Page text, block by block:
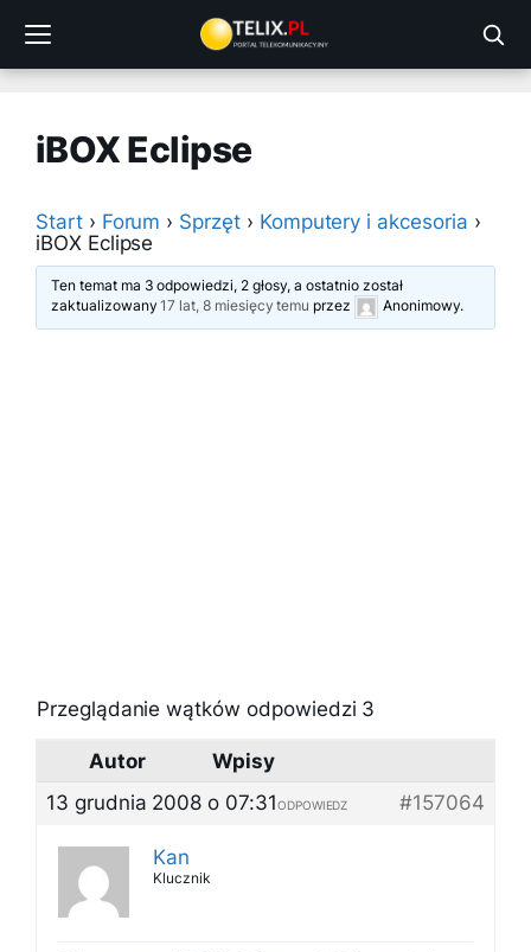
treści
iBOX Eclipse
Start › Forum › Sprzęt › Komputery i akcesoria ›
iBOX Eclipse
Ten temat ma 3 odpowiedzi, 2 głosy, a ostatnio został
zaktualizowany17 lat, 8 miesięcy temu przez Anonimowy.
Przeglądanie wątków odpowiedzi 3
Autor
Wpisy
13 grudnia 2008 o 07:31
#157064
ODPOWIEDZ
Kan
Klucznik